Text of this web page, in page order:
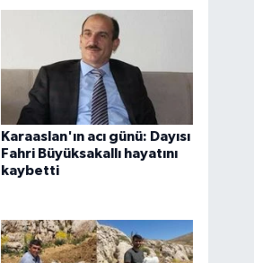
Karaaslan'ın acı günü: Dayısı
Fahri Büyüksakallı hayatını
kaybetti